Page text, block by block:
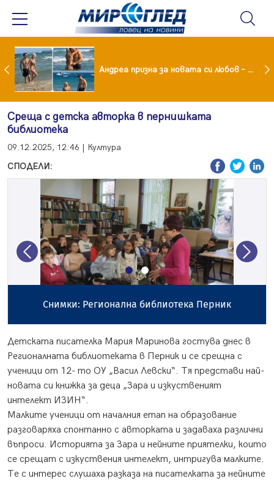
Драма вместо щастие: Звезда от "Татковци" е в болница с високорискова бременност Андреа призна за новата си любов – руснакът Игор
Среща с детска авторка в пернишката
библиотека
09.12.2025, 12:46 | Култура
СПОДЕЛИ:
Снимки: Регионална библиотека Перник
Previous Next
Детската писателка Мария Маринова гостува днес в
Регионалната библиотеката в Перник и се срещна с
ученици от 12- то ОУ „Васил Левски“. Тя представи най-
новата си книжка за деца „Зара и изкуственият
интелект ИЗИН“.
Малките ученици от началния етап на образование
разговаряха спонтанно с авторката и задаваха различни
въпроси. Историята за Зара и нейните приятелки, които
се срещат с изкуствения интелект, интригува малките.
Те с интерес слушаха разказа на писателката за нейните